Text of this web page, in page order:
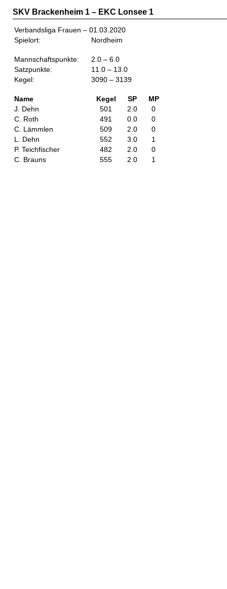
SKV Brackenheim 1 – EKC Lonsee 1
Verbandsliga Frauen – 01.03.2020
Spielort:
Nordheim
Mannschaftspunkte:
2.0 – 6.0
Satzpunkte:
11.0 – 13.0
Kegel:
3090 – 3139
Name Kegel SP
MP
J. Dehn
501 2.0
0
C. Roth
491 0.0
0
C. Lämmlen
509 2.0
0
L. Dehn
552 3.0
1
P. Teichfischer
482 2.0
0
C. Brauns
555 2.0 1